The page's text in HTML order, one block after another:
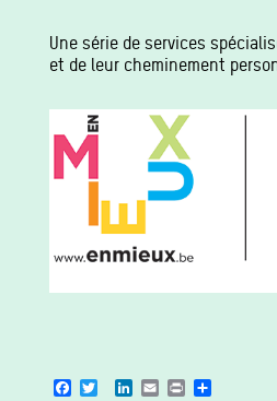
Une série de services
et de leur cheminement
Facebook
TwitterLinkedIn
EmailPrint